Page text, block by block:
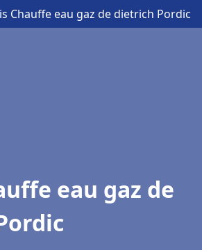
Chauffe eau gaz de dietrich Pordic
eau gaz de